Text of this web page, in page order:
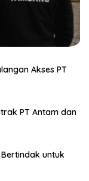
Akses PT
PT Antam dan
Bertindak untuk